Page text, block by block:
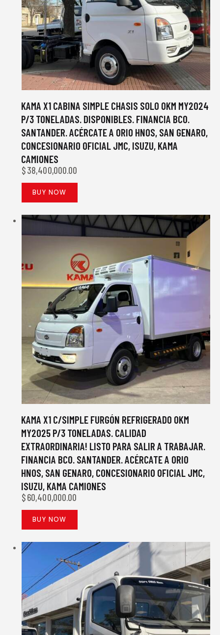
KAMA X1 CABINA SIMPLE CHASIS SOLO 0KM MY2024
P/3 TONELADAS. DISPONIBLES. FINANCIA BCO.
SANTANDER. ACÉRCATE A ORIO HNOS, SAN GENARO,
CONCESIONARIO OFICIAL JMC, ISUZU, KAMA
CAMIONES
$38,400,000.00
BUY NOW
KAMA X1 C/SIMPLE FURGÓN REFRIGERADO 0KM
MY2025 P/3 TONELADAS. CALIDAD
EXTRAORDINARIA! LISTO PARA SALIR A TRABAJAR.
FINANCIA BCO. SANTANDER. ACÉRCATE A ORIO
HNOS, SAN GENARO, CONCESIONARIO OFICIAL JMC,
ISUZU, KAMA CAMIONES
$60,400,000.00
BUY NOW